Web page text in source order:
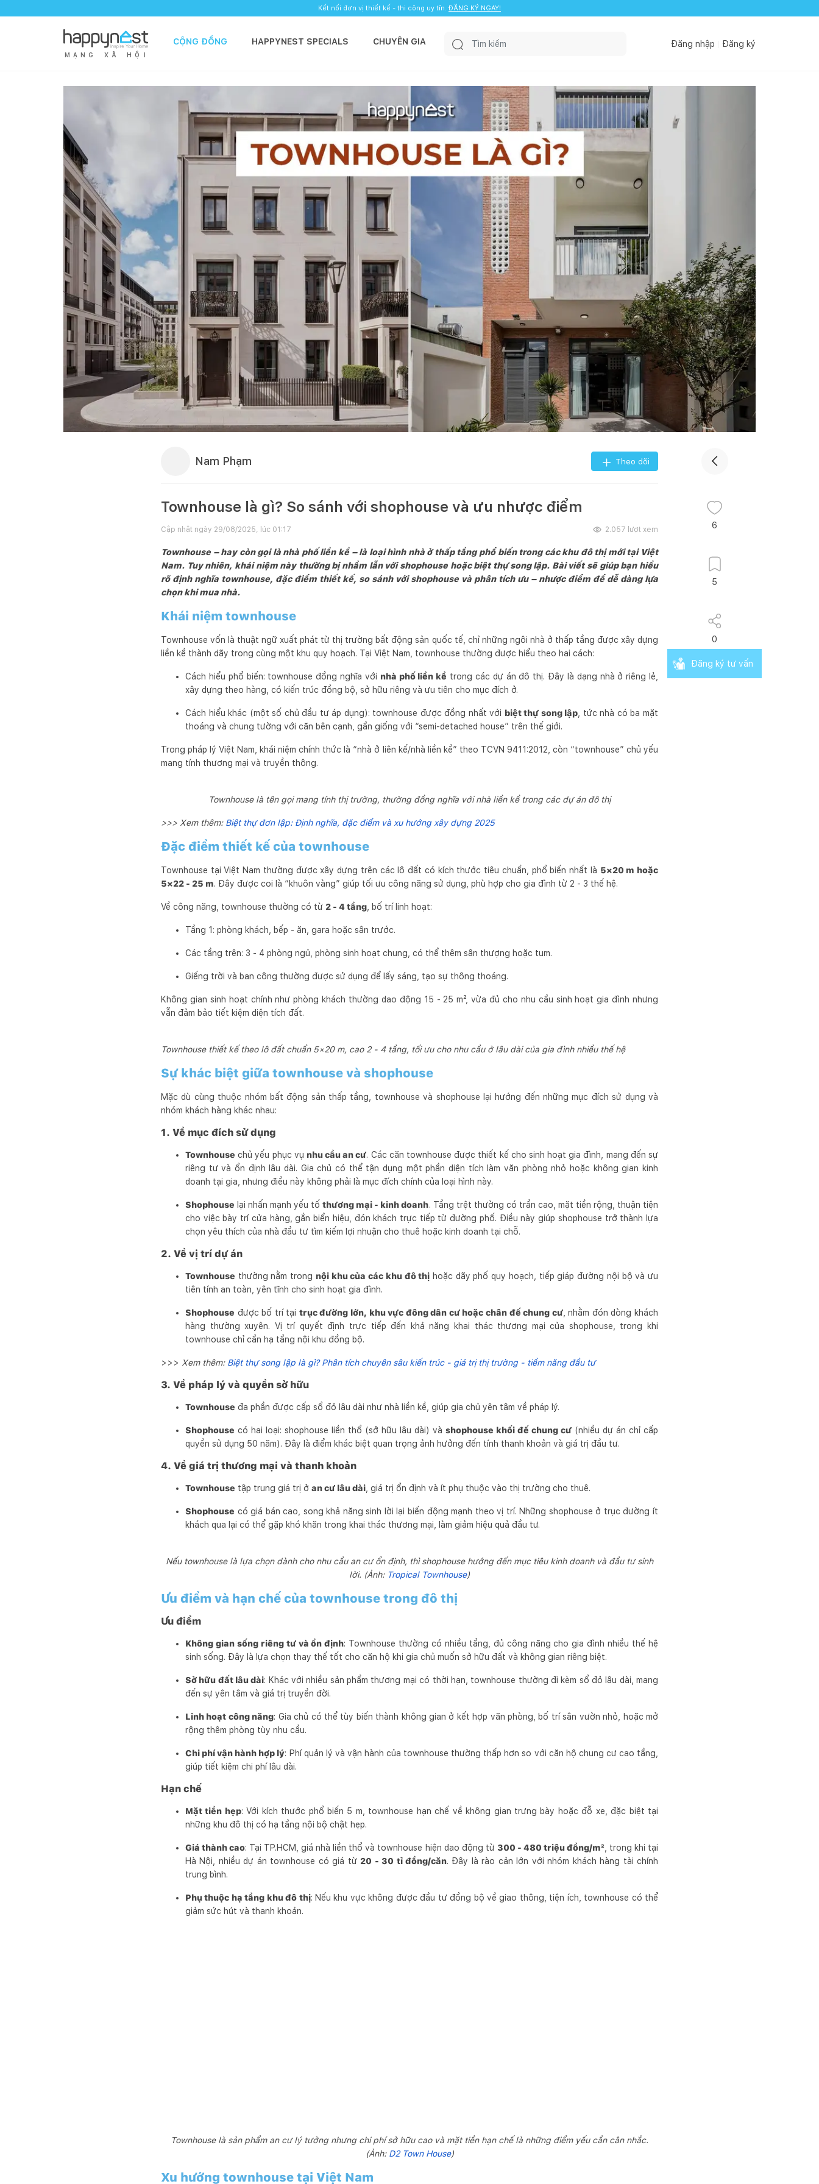
Kết nối đơn vị thiết kế - thi công uy tín. ĐĂNG KÝ NGAY!
M Ạ N G X Ã H Ộ I
CỘNG ĐỒNG HAPPYNEST SPECIALS CHUYÊN GIA Đăng nhập Đăng ký
Nam Phạm Theo dõi
Townhouse là gì? So sánh với shophouse và ưu nhược điểm
Cập nhật ngày 29/08/2025, lúc 01:17 2.057 lượt xem
Townhouse – hay còn gọi là nhà phố liền kề – là loại hình nhà ở thấp tầng phổ biến trong các khu đô thị mới tại Việt
Nam. Tuy nhiên, khái niệm này thường bị nhầm lẫn với shophouse hoặc biệt thự song lập. Bài viết sẽ giúp bạn hiểu
rõ định nghĩa townhouse, đặc điểm thiết kế, so sánh với shophouse và phân tích ưu – nhược điểm để dễ dàng lựa
chọn khi mua nhà.
Khái niệm townhouse
Townhouse vốn là thuật ngữ xuất phát từ thị trường bất động sản quốc tế, chỉ những ngôi nhà ở thấp tầng được xây dựng
liền kề thành dãy trong cùng một khu quy hoạch. Tại Việt Nam, townhouse thường được hiểu theo hai cách:
Cách hiểu phổ biến: townhouse đồng nghĩa với nhà phố liền kề trong các dự án đô thị. Đây là dạng nhà ở riêng lẻ,
xây dựng theo hàng, có kiến trúc đồng bộ, sở hữu riêng và ưu tiên cho mục đích ở.
Cách hiểu khác (một số chủ đầu tư áp dụng): townhouse được đồng nhất với biệt thự song lập , tức nhà có ba mặt
thoáng và chung tường với căn bên cạnh, gần giống với “semi-detached house” trên thế giới.
Trong pháp lý Việt Nam, khái niệm chính thức là “nhà ở liên kế/nhà liền kề” theo TCVN 9411:2012, còn “townhouse” chủ yếu
mang tính thương mại và truyền thông.
Townhouse là tên gọi mang tính thị trường, thường đồng nghĩa với nhà liền kề trong các dự án đô thị
>>> Xem thêm: Biệt thự đơn lập: Định nghĩa, đặc điểm và xu hướng xây dựng 2025
Đặc điểm thiết kế của townhouse
Townhouse tại Việt Nam thường được xây dựng trên các lô đất có kích thước tiêu chuẩn, phổ biến nhất là 5×20 m hoặc
5×22 - 25 m. Đây được coi là “khuôn vàng” giúp tối ưu công năng sử dụng, phù hợp cho gia đình từ 2 - 3 thế hệ.
Về công năng, townhouse thường có từ 2 - 4 tầng , bố trí linh hoạt:
Tầng 1: phòng khách, bếp - ăn, gara hoặc sân trước.
Các tầng trên: 3 - 4 phòng ngủ, phòng sinh hoạt chung, có thể thêm sân thượng hoặc tum.
Giếng trời và ban công thường được sử dụng để lấy sáng, tạo sự thông thoáng.
Không gian sinh hoạt chính như phòng khách thường dao động 15 - 25 m², vừa đủ cho nhu cầu sinh hoạt gia đình nhưng
vẫn đảm bảo tiết kiệm diện tích đất.
Townhouse thiết kế theo lô đất chuẩn 5×20 m, cao 2 - 4 tầng, tối ưu cho nhu cầu ở lâu dài của gia đình nhiều thế hệ
Sự khác biệt giữa townhouse và shophouse
Mặc dù cùng thuộc nhóm bất động sản thấp tầng, townhouse và shophouse lại hướng đến những mục đích sử dụng và
nhóm khách hàng khác nhau:
1. Về mục đích sử dụng
Townhouse chủ yếu phục vụ nhu cầu an cư. Các căn townhouse được thiết kế cho sinh hoạt gia đình, mang đến sự
riêng tư và ổn định lâu dài. Gia chủ có thể tận dụng một phần diện tích làm văn phòng nhỏ hoặc không gian kinh
doanh tại gia, nhưng điều này không phải là mục đích chính của loại hình này.
Shophouse lại nhấn mạnh yếu tốthương mại - kinh doanh. Tầng trệt thường có trần cao, mặt tiền rộng, thuận tiện
cho việc bày trí cửa hàng, gắn biển hiệu, đón khách trực tiếp từ đường phố. Điều này giúp shophouse trở thành lựa
chọn yêu thích của nhà đầu tư tìm kiếm lợi nhuận cho thuê hoặc kinh doanh tại chỗ.
2. Về vị trí dự án
Townhouse thường nằm trong nội khu của các khu đô thị hoặc dãy phố quy hoạch, tiếp giáp đường nội bộ và ưu
tiên tính an toàn, yên tĩnh cho sinh hoạt gia đình.
Shophouse được bố trí tại trục đường lớn, khu vực đông dân cư hoặc chân đế chung cư, nhằm đón dòng khách
hàng thường xuyên. Vị trí quyết định trực tiếp đến khả năng khai thác thương mại của shophouse, trong khi
townhouse chỉ cần hạ tầng nội khu đồng bộ.
>>> Xem thêm: Biệt thự song lập là gì? Phân tích chuyên sâu kiến trúc - giá trị thị trường - tiềm năng đầu tư
3. Về pháp lý và quyền sở hữu
Townhouse đa phần được cấp sổ đỏ lâu dài như nhà liền kề, giúp gia chủ yên tâm về pháp lý.
Shophouse có hai loại: shophouse liền thổ (sở hữu lâu dài) và shophouse khối đế chung cư (nhiều dự án chỉ cấp
quyền sử dụng 50 năm). Đây là điểm khác biệt quan trọng ảnh hưởng đến tính thanh khoản và giá trị đầu tư.
4. Về giá trị thương mại và thanh khoản
Townhouse tập trung giá trị ở an cư lâu dài , giá trị ổn định và ít phụ thuộc vào thị trường cho thuê.
Shophouse có giá bán cao, song khả năng sinh lời lại biến động mạnh theo vị trí. Những shophouse ở trục đường ít
khách qua lại có thể gặp khó khăn trong khai thác thương mại, làm giảm hiệu quả đầu tư.
Nếu townhouse là lựa chọn dành cho nhu cầu an cư ổn định, thì shophouse hướng đến mục tiêu kinh doanh và đầu tư sinh
lời. (Ảnh: Tropical Townhouse)
Ưu điểm và hạn chế của townhouse trong đô thị
Ưu điểm
Không gian sống riêng tư và ổn định: Townhouse thường có nhiều tầng, đủ công năng cho gia đình nhiều thế hệ
sinh sống. Đây là lựa chọn thay thế tốt cho căn hộ khi gia chủ muốn sở hữu đất và không gian riêng biệt.
Sở hữu đất lâu dài: Khác với nhiều sản phẩm thương mại có thời hạn, townhouse thường đi kèm sổ đỏ lâu dài, mang
đến sự yên tâm và giá trị truyền đời.
Linh hoạt công năng: Gia chủ có thể tùy biến thành không gian ở kết hợp văn phòng, bố trí sân vườn nhỏ, hoặc mở
rộng thêm phòng tùy nhu cầu.
Chi phí vận hành hợp lý: Phí quản lý và vận hành của townhouse thường thấp hơn so với căn hộ chung cư cao tầng,
giúp tiết kiệm chi phí lâu dài.
Hạn chế
Mặt tiền hẹp: Với kích thước phổ biến 5 m, townhouse hạn chế về không gian trưng bày hoặc đỗ xe, đặc biệt tại
những khu đô thị có hạ tầng nội bộ chật hẹp.
Giá thành cao: Tại TP.HCM, giá nhà liền thổ và townhouse hiện dao động từ 300 - 480 triệu đồng/m² , trong khi tại
Hà Nội, nhiều dự án townhouse có giá từ 20 - 30 tỉ đồng/căn. Đây là rào cản lớn với nhóm khách hàng tài chính
trung bình.
Phụ thuộc hạ tầng khu đô thị: Nếu khu vực không được đầu tư đồng bộ về giao thông, tiện ích, townhouse có thể
giảm sức hút và thanh khoản.
Townhouse là sản phẩm an cư lý tưởng nhưng chi phí sở hữu cao và mặt tiền hạn chế là những điểm yếu cần cân nhắc.
(Ảnh: D2 Town House)
Xu hướng townhouse tại Việt Nam
6
5
0
Đăng ký tư vấn